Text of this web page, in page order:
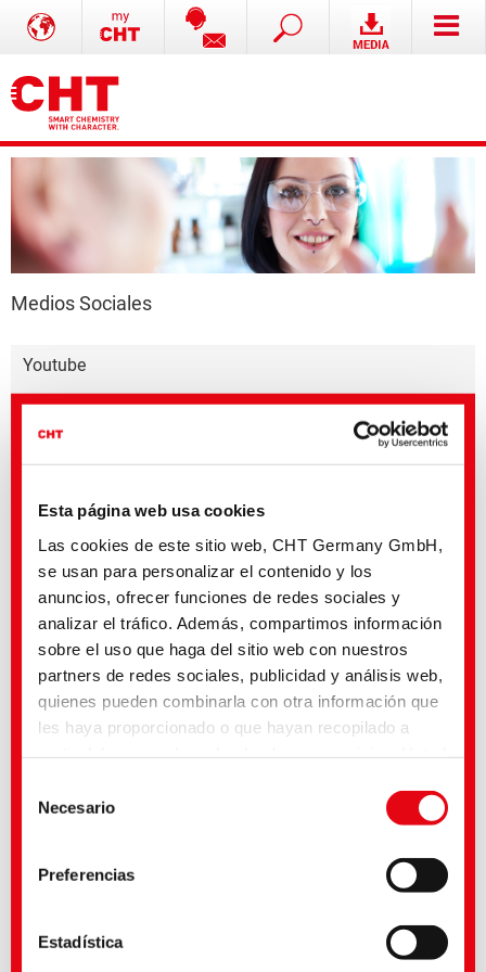
Esta página web usa cookies
Las cookies de este sitio web, CHT Germany GmbH,
se usan para personalizar el contenido y los
anuncios, ofrecer funciones de redes sociales y
analizar el tráfico. Además, compartimos información
sobre el uso que haga del sitio web con nuestros
partners de redes sociales, publicidad y análisis web,
quienes pueden combinarla con otra información que
les haya proporcionado o que hayan recopilado a
nuestro sitio web. Con algunos de los servicios
utilizados, existe la posibilidad de que los datos se
transfieran a los Estados Unidos y sean tratados por
las autoridades estadounidenses. Según la situación
país inseguro con un nivel de protección de datos
insuficiente. Las empresas de Estados Unidos sólo
Necesario
Preferencias
Estadística
Medios Sociales
Youtube
Instagram | LAB102 - Blue veins of CHT